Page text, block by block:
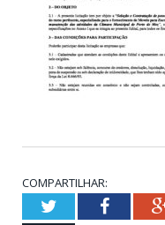
COMPARTILHAR:
Twitter